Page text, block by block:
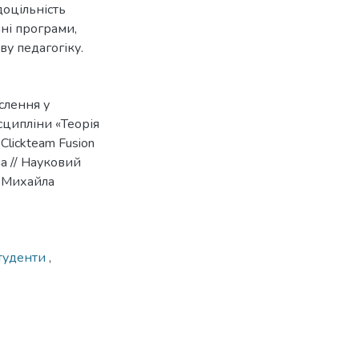
програми,
педагогіку.
у
«Теорія
Fusion
// Науковий
Михайла
,